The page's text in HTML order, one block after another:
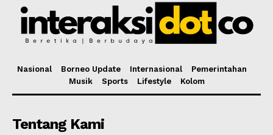
Nasional Borneo Update Internasional
Pemerintahan
Musik
Sports Lifestyle Kolom
Tentang Kami